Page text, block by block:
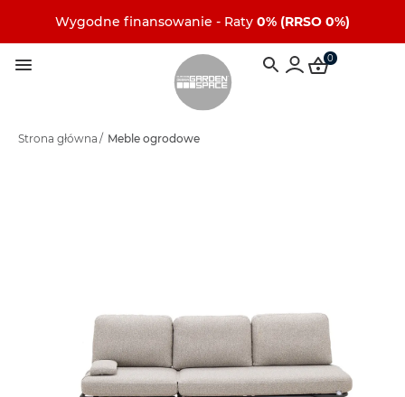
Wygodne finansowanie - Raty 0% (RRSO 0%)
0
Strona główna / Meble ogrodowe